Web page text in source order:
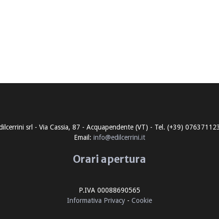
srl - Via Cassia, 87 - Acquapendente (VT) - Tel. (+39)
Email: info@edilcerrini.it
Orari apertura
P.IVA 00088690565
Informativa Privacy - Cookie